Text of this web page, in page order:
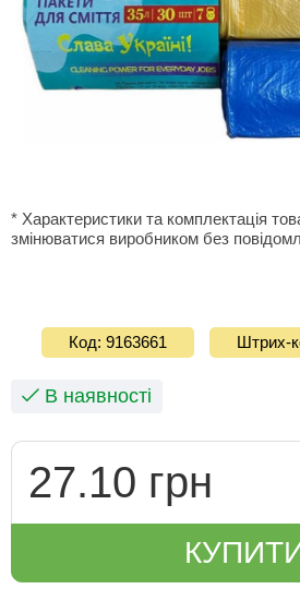
* Характеристики та комплектація
змінюватися виробником без
Код: 9163661 Штрих-
В наявності
27.10 грн